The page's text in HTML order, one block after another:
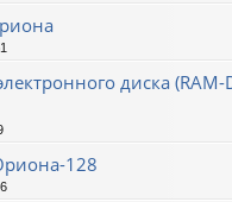
диска
128